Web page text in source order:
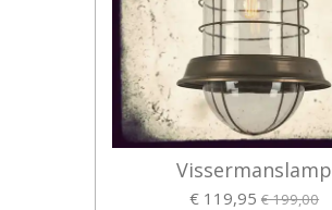
Vissermanslamp
€ 119,95 € 199,00